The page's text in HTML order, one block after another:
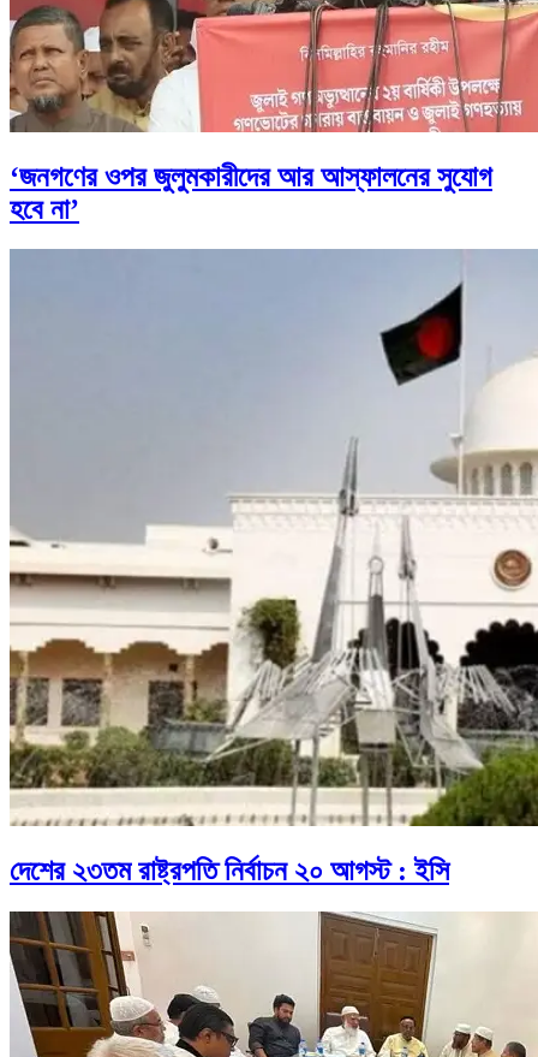
‘জনগণের ওপর জুলুমকারীদের আর আস্ফালনের সুযোগ
হবে না’
দেশের ২৩তম রাষ্ট্রপতি নির্বাচন ২০ আগস্ট : ইসি